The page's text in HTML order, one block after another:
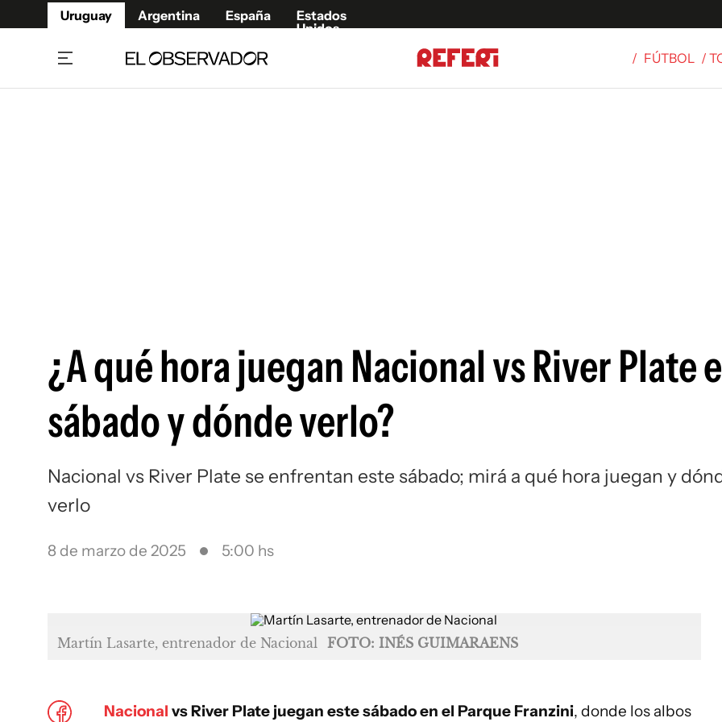
Uruguay Argentina España
Estados
Unidos
/ FÚTBOL /
¿A qué hora juegan Nacional vs River Plate
sábado y dónde verlo?
Nacional vs River Plate se enfrentan este sábado; mirá a qué hora juegan y
verlo
8 de marzo de 2025 5:00 hs
Martín Lasarte, entrenador de Nacional FOTO: INÉS GUIMARAENS
Nacional vs River Plate juegan este sábado en el Parque Franzini, donde los albos